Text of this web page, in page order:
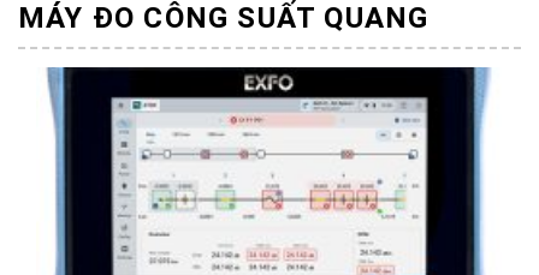
MÁY ĐO CÔNG SUẤT QUANG